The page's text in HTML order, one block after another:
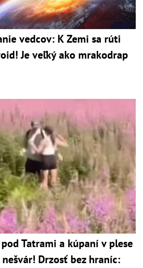
vedcov: K Zemi sa rúti
Je veľký ako mrakodrap
Tatrami a kúpaní v plese
Drzosť bez hraníc: